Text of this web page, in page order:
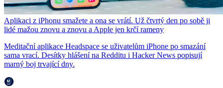
Aplikaci z iPhonu smažete a ona se vrátí. Už čtvrtý den po sobě ji
lidé mažou znovu a znovu a Apple jen krčí rameny
Meditační aplikace Headspace se uživatelům iPhone po smazání
sama vrací. Desítky hlášení na Redditu i Hacker News popisují
marný boj trvající dny.